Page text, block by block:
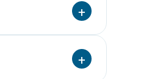
+
(попадания в
+